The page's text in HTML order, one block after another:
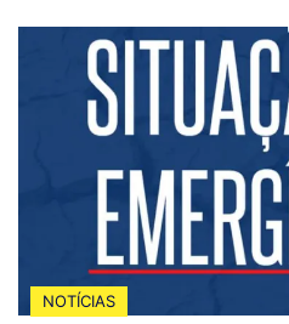
NOTÍCIAS